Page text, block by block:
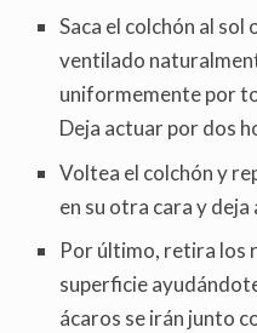
Saca el colchón al sol
ventilado
uniformemente por
Deja actuar por dos
Voltea el colchón y
en su otra cara y
Por último, retira los
superficie
ácaros se irán junto